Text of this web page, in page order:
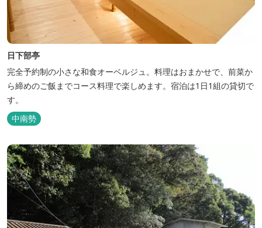
日下部亭
完全予約制の小さな和食オーベルジュ。料理はおまかせで、前菜か
ら締めのご飯までコース料理で楽しめます。宿泊は1日1組の貸切で
す。
中南勢